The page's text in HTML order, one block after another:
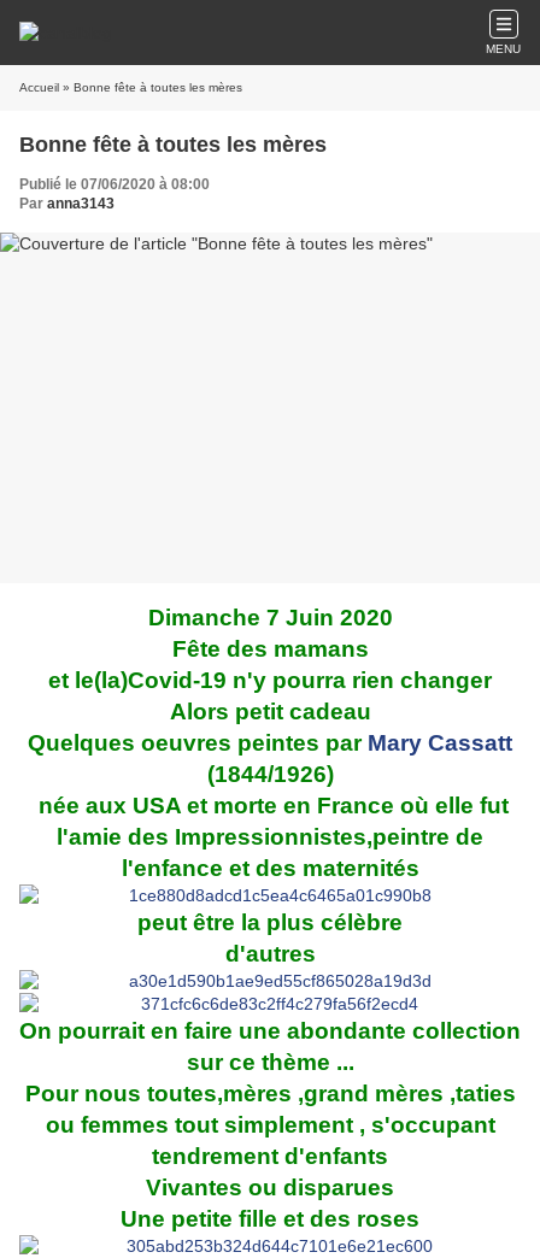
MENU
Accueil » Bonne fête à toutes les mères
Bonne fête à toutes les mères
Publié le 07/06/2020 à 08:00
Par anna3143
Dimanche 7 Juin 2020
Fête des mamans
et le(la)Covid-19 n'y pourra rien changer
Alors petit cadeau
Quelques oeuvres peintes par Mary Cassatt
(1844/1926)
née aux USA et morte en France où elle fut
l'amie des Impressionnistes,peintre de
l'enfance et des maternités
peut être la plus célèbre
d'autres
On pourrait en faire une abondante collection
sur ce thème ...
Pour nous toutes,mères ,grand mères ,taties
ou femmes tout simplement , s'occupant
tendrement d'enfants
Vivantes ou disparues
Une petite fille et des roses